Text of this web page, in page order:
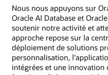
Nous nous appuyons sur
Oracle AI Database et
soutenir notre activité et
approche repose sur la
déploiement de solutions
personnalisation,
intégrées et une innovation